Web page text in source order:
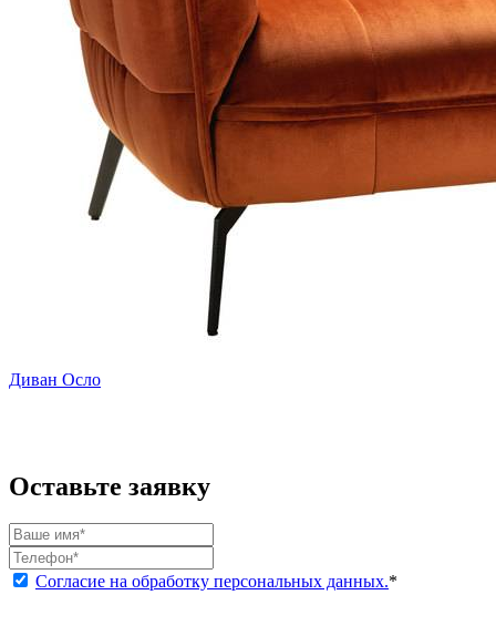
Диван Осло
Оставьте заявку
Согласие на обработку персональных данных.*